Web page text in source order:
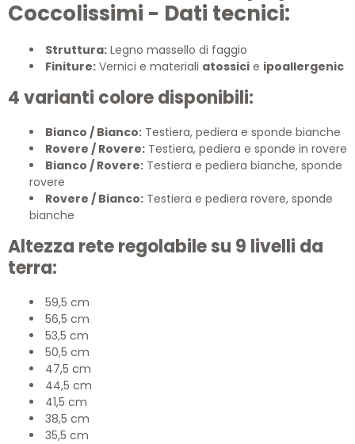
Coccolissimi - Dati tecnici:
Struttura: Legno massello di faggio
Finiture: Vernici e materiali atossici e ipoallergenic
4 varianti colore disponibili:
Bianco / Bianco: Testiera, pediera e sponde bianche
Rovere / Rovere: Testiera, pediera e sponde in rovere
Bianco / Rovere: Testiera e pediera bianche, sponde
rovere
Rovere / Bianco: Testiera e pediera rovere, sponde
bianche
Altezza rete regolabile su 9 livelli da
terra:
59,5 cm
56,5 cm
53,5 cm
50,5 cm
47,5 cm
44,5 cm
41,5 cm
38,5 cm
35,5 cm